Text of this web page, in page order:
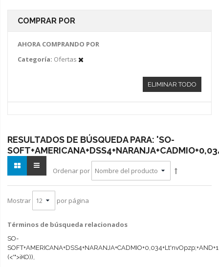
COMPRAR POR
AHORA COMPRANDO POR
Categoría Ofertas
ELIMINAR TODO
RESULTADOS DE BÚSQUEDA PARA: 'SO-
Ordenar por
Mostrar por página
Términos de búsqueda relacionados
SO-
(<'">iKO)),